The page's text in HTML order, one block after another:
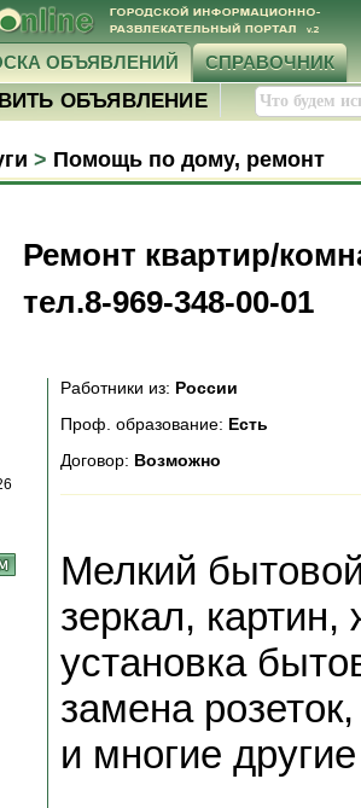
ОБЪЯВЛЕНИЙ СПРАВОЧНИК
ОБЪЯВЛЕНИЕ
> Помощь по дому, ремонт
Ремонт квартир/
тел.8-969-348-00-01
Работники из: России
Проф. образование: Есть
Договор: Возможно
Мелкий
зеркал,
установка
замена
и многие